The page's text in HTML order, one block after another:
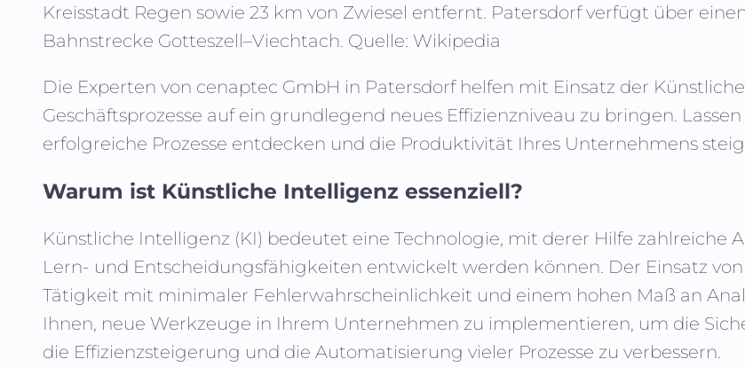
Kreisstadt Regen sowie 23 km von Zwiesel entfernt. Patersdorf verfügt über
Bahnstrecke Gotteszell–Viechtach. Quelle: Wikipedia
Die Experten von cenaptec GmbH in Patersdorfhelfen mit Einsatz der
Geschäftsprozesse auf ein grundlegend neues Effizienzniveau zu bringen.
erfolgreiche Prozesse entdecken und die Produktivität Ihres Unternehmens
Warum ist Künstliche Intelligenz essenziell?
Künstliche Intelligenz (KI) bedeutet eine Technologie, mit derer Hilfe
Lern- und Entscheidungsfähigkeiten entwickelt werden können. Der Einsatz
Tätigkeit mit minimaler Fehlerwahrscheinlichkeit und einem hohen Maß an
Ihnen, neue Werkzeuge in Ihrem Unternehmen zu implementieren, um die
die Effizienzsteigerung und die Automatisierung vieler Prozesse zu verbessern.